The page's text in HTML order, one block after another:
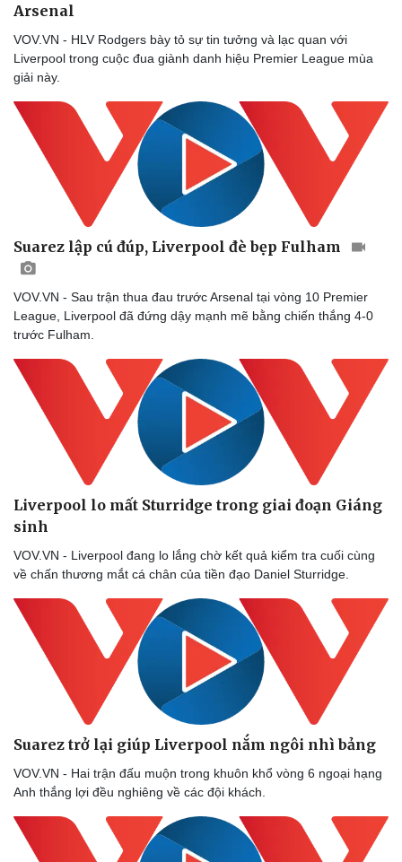
Thể thao
Lịch thi đấu bóng đá
Thế giới thể thao
eSports
Ô tô - Xe máy
Ô tô
Xe máy
Tư vấn
Arsenal
VOV.VN - HLV Rodgers bày tỏ sự tin tưởng và lạc quan với
Liverpool trong cuộc đua giành danh hiệu Premier League mùa
giải này.
Suarez lập cú đúp, Liverpool đè bẹp Fulham
VOV.VN - Sau trận thua đau trước Arsenal tại vòng 10 Premier
League, Liverpool đã đứng dậy mạnh mẽ bằng chiến thắng 4-0
trước Fulham.
Liverpool lo mất Sturridge trong giai đoạn Giáng
sinh
VOV.VN - Liverpool đang lo lắng chờ kết quả kiểm tra cuối cùng
về chấn thương mắt cá chân của tiền đạo Daniel Sturridge.
Suarez trở lại giúp Liverpool nắm ngôi nhì bảng
VOV.VN - Hai trận đấu muộn trong khuôn khổ vòng 6 ngoại hạng
Anh thắng lợi đều nghiêng về các đội khách.